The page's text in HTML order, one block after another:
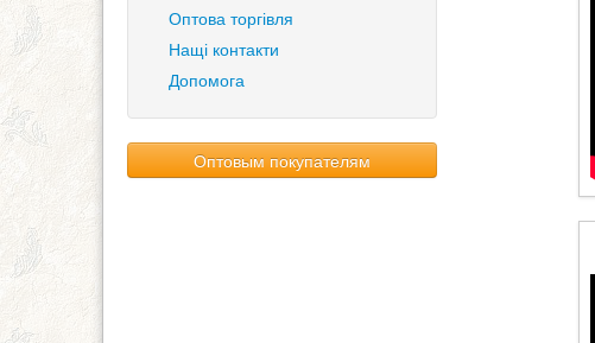
Оптова торгівля
Нащі контакти
Допомога
Оптовым покупателям